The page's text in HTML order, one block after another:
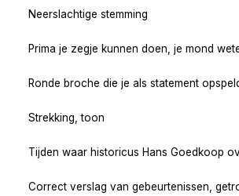
Neerslachtige stemming
Prima je zegje kunnen doen, je mond
Ronde broche die je als statement
Strekking, toon
Tijden waar historicus Hans Goedkoop
Correct verslag van gebeurtenissen,